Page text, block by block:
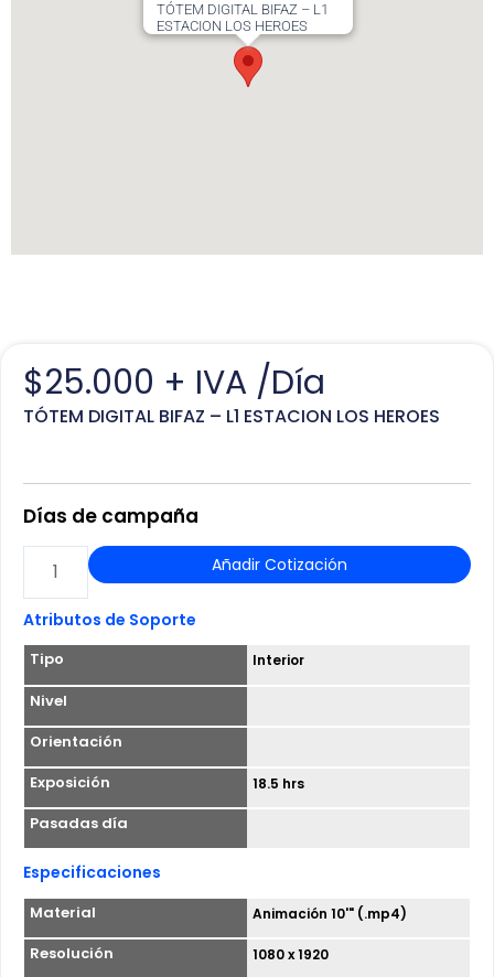
TÓTEM DIGITAL BIFAZ – L1
ESTACION LOS HEROES
$25.000 + IVA /Día
TÓTEM DIGITAL BIFAZ – L1 ESTACION LOS HEROES
Días de campaña
TÓTEM
BIFAZ
-
ESTACION
LOS
cantidad
Añadir Cotización
Atributos de Soporte
Tipo Interior
Nivel
Orientación
Exposición
18.5 hrs
Pasadas día
Especificaciones
Material Animación 10'" (.mp4)
Resolución 1080 x 1920